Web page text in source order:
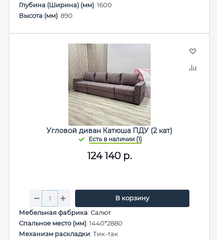
Глубина (Ширина) (мм): 1600
Высота (мм): 890
Угловой диван Катюша ПДУ (2 кат)
124 140 р.
В корзину
Мебельная фабрика: Салют
Спальное место (мм): 1440*2880
Механизм раскладки: Тик-так